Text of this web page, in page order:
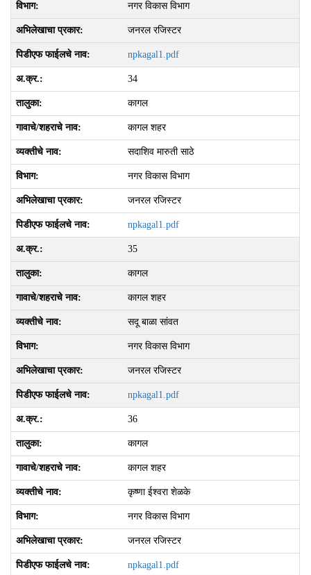
नगर विकास विभाग
जनरल रजिस्टर
npkagal1.pdf
34
कागल
कागल शहर
सदाशिव मारुती साठे
नगर विकास विभाग
जनरल रजिस्टर
npkagal1.pdf
35
कागल
कागल शहर
सदू बाळा सांवत
नगर विकास विभाग
जनरल रजिस्टर
npkagal1.pdf
36
कागल
कागल शहर
कृष्‍णा ईश्‍वरा शेळके
नगर विकास विभाग
जनरल रजिस्टर
npkagal1.pdf